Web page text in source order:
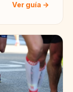
Ver guía →